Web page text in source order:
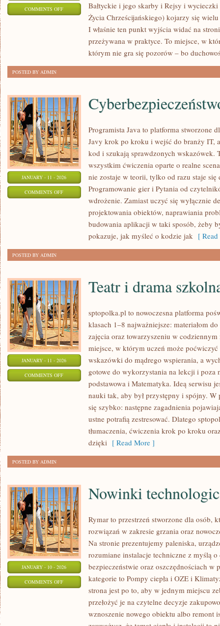
COMMENTS OFFON
TRÓJMIASTO
Bałtyckie i jego skarby i Rejsy i
Życia Chrześcijańskiego) kojarzy się
I właśnie ten punkt wyjścia widać na
przeżywana w praktyce. To miejsce, w
którym nie gra się pozorów – bo
POSTED BY ADMIN
JANUARY - 11 - 2026
COMMENTS OFFON
CYBERBEZPIECZEŃSTWO
Programista Java to platforma stworzone
Javy krok po kroku i wejść do branży IT,
kod i szukają sprawdzonych wskazówek.
wszystkim ćwiczenia oparte o realne
nie zostaje w teorii, tylko od razu staje się
Programowanie gier i Pytania od
wdrożenie. Zamiast uczyć się wyłącznie
projektowania obiektów, naprawiania
budowania aplikacji w taki sposób, żeby
pokazuje, jak myśleć o kodzie jak [
POSTED BY ADMIN
JANUARY - 11 - 2026
COMMENTS OFFON
Teatr i drama
sptopolka.pl to nowoczesna platforma
klasach 1–8 najważniejsze: materiałom
zajęcia oraz towarzyszeniu w
miejsce, w którym uczeń może
wskazówki do mądrego wspierania, a
gotowe do wykorzystania na lekcji i poza
podstawowa i Matematyka. Ideą serwisu
nauki tak, aby był przystępny i spójny. W
się szybko: następne zagadnienia
ustne potrafią zestresować. Dlatego
tłumaczenia, ćwiczenia krok po kroku
dzięki [ Read More ]
POSTED BY ADMIN
JANUARY - 10 - 2026
COMMENTS OFFON
TECHNOLOGICZNE
Nowinki
Rymar to przestrzeń stworzone dla osób,
rozwiązań w zakresie grzania oraz
Na stronie prezentujemy paleniska,
rozumiane instalacje techniczne z myślą
bezpieczeństwie oraz oszczędnościach
kategorie to Pompy ciepła i OZE i
strona jest po to, aby w jednym miejscu
przełożyć je na czytelne decyzje
wznoszenie nowego obiektu albo remont